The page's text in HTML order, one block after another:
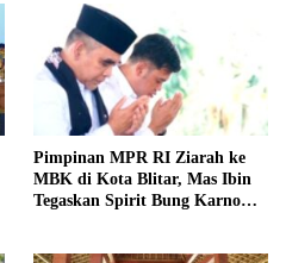
Pimpinan MPR RI Ziarah ke
MBK di Kota Blitar, Mas Ibin
Tegaskan Spirit Bung Karno